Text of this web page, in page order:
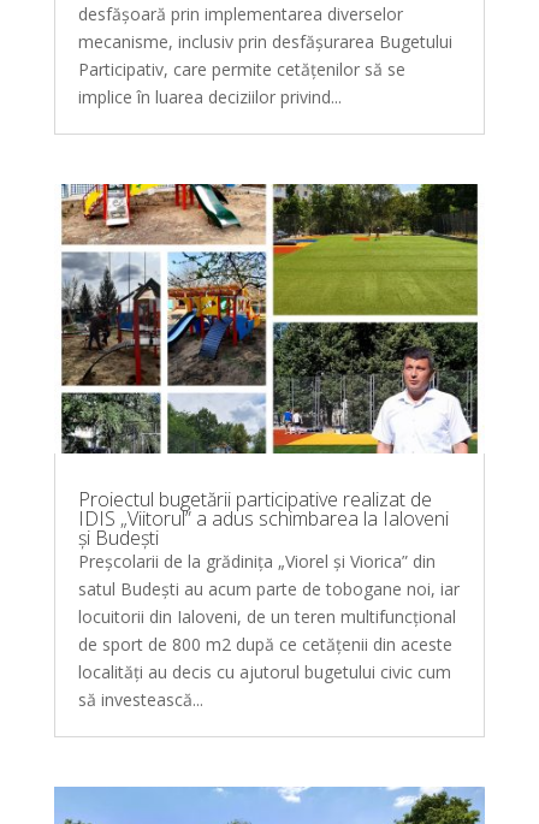
desfășoară prin implementarea diverselor
mecanisme, inclusiv prin desfășurarea Bugetului
Participativ, care permite cetăţenilor să se
implice în luarea deciziilor privind...
Proiectul bugetării participative realizat de
IDIS „Viitorul” a adus schimbarea la Ialoveni
și Budești
Preșcolarii de la grădinița „Viorel și Viorica” din
satul Budești au acum parte de tobogane noi, iar
locuitorii din Ialoveni, de un teren multifuncțional
de sport de 800 m2 după ce cetățenii din aceste
localități au decis cu ajutorul bugetului civic cum
să investească...